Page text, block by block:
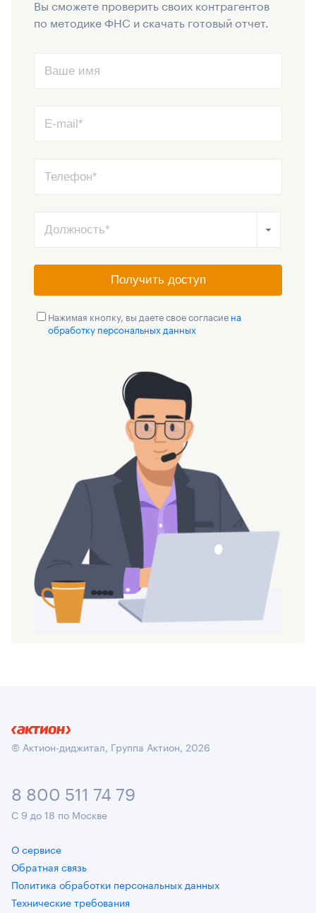
Вы сможете проверить своих контрагентов
по методике ФНС и скачать готовый отчет.
Получить доступ
Нажимая кнопку, вы даете свое согласие на
обработку персональных данных
© Актион-диджитал, Группа Актион, 2026
8 800 511 74 79
С 9 до 18 по Москве
О сервисе
Обратная связь
Политика обработки персональных данных
Технические требования